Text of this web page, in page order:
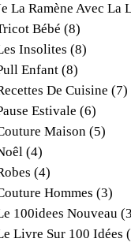
La Ramène Avec La
Bébé (8)
Insolites (8)
Enfant (8)
De Cuisine (7)
Estivale (6)
Maison (5)
(4)
(4)
Hommes (3)
100idees Nouveau
Livre Sur 100 Idées